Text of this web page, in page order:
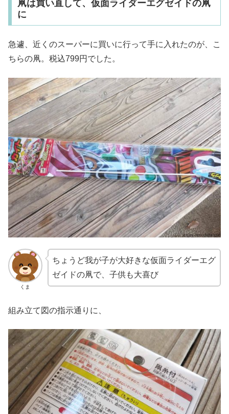
凧は買い直して、仮面ライダーエグゼイドの凧
に
急遽、近くのスーパーに買いに行って手に入れたのが、こ
ちらの凧。税込799円でした。
くま
ちょうど我が子が大好きな仮面ライダーエグ
ゼイドの凧で、子供も大喜び
組み立て図の指示通りに、